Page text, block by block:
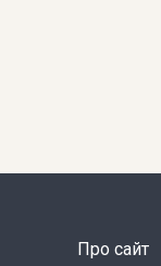
Про сайт